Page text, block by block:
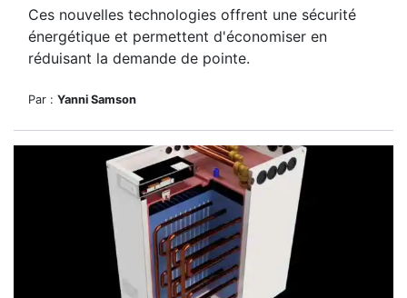
Ces nouvelles technologies offrent une sécurité
énergétique et permettent d'économiser en
réduisant la demande de pointe.
Par : Yanni Samson